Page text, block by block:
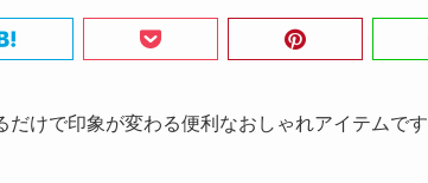
けで印象が変わる便利なおしゃれアイテムです